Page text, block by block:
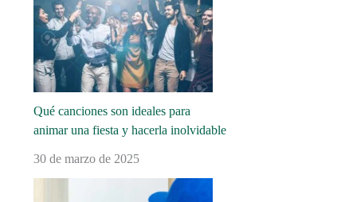
Qué canciones son ideales para
animar una fiesta y hacerla inolvidable
30 de marzo de 2025